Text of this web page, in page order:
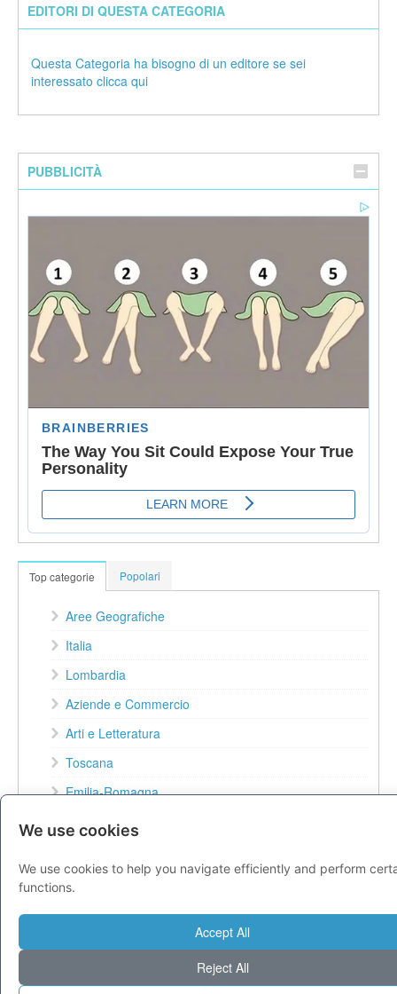
EDITORI DI QUESTA CATEGORIA
Questa Categoria ha bisogno di un editore se sei
interessato clicca qui
PUBBLICITÀ
Top categorie Popolari
Aree Geografiche
Italia
Lombardia
Aziende e Commercio
Arti e Letteratura
Toscana
Emilia-Romagna
Computer e Internet
We use cookies
We use cookies to help you navigate efficiently and perform
functions.
Accept All
Reject All